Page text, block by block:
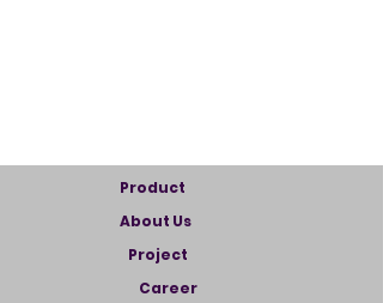
Career
Product
About Us
Project